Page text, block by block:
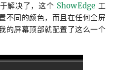
解决了，这个 ShowEdge 工
不同的颜色，而且在任何全屏
的屏幕顶部就配置了这么一个